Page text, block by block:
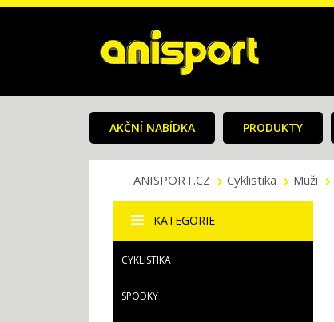
AKČNÍ NABÍDKA PRODUKTY
ANISPORT.CZ Cyklistika Muži
KATEGORIE
CYKLISTIKA
SPODKY